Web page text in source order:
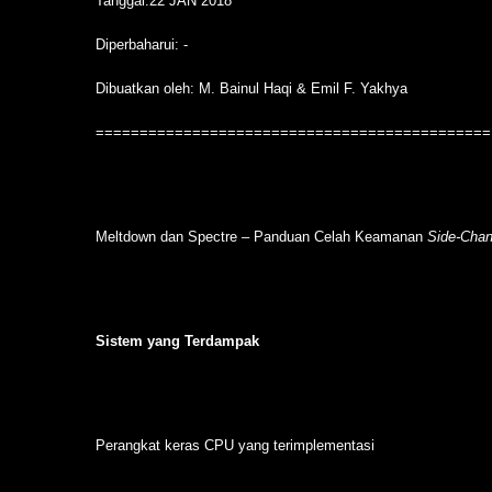
Diperbaharui: -
Dibuatkan oleh: M. Bainul Haqi & Emil F. Yakhya
=============================================
Meltdown dan Spectre – Panduan Celah Keamanan Side-
Sistem yang Terdampak
Perangkat keras CPU yang terimplementasi